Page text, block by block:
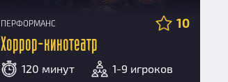
ПЕРФОРМАНС 10
Хоррор-кинотеатр
120 минут 1-9 игроков